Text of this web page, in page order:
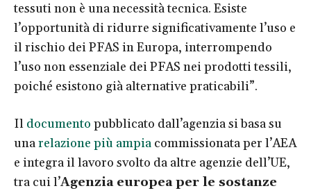
tessuti non è una necessità tecnica. Esiste
l’opportunità di ridurre significativamente l’uso e
il rischio dei PFAS in Europa, interrompendo
l’uso non essenziale dei PFAS nei prodotti tessili,
poiché esistono già alternative praticabili”.
Il documento pubblicato dall’agenzia si basa su
unarelazione più ampia commissionata per l’AEA
e integra il lavoro svolto da altre agenzie dell’UE,
tra cui l’Agenzia europea per le sostanze